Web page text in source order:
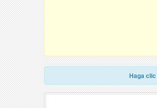
Haga clic